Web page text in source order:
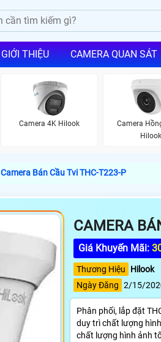
GIỚI THIỆU CAMERA QUAN SÁT
Camera 4K Hilook
Camera
Hilook
Camera Bán Cầu Tvi THC-T223-P
CAMERA
Giá Khuyến Mãi:
Thương Hiệu
Hilook
Ngày Đăng 2/15/
Phân phối, lắp đặt
duy trì chất lượng
chất lượng hình ảnh